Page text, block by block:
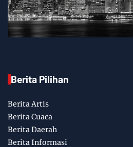
Berita Pilihan
Berita Artis
Berita Cuaca
Berita Daerah
Berita Informasi